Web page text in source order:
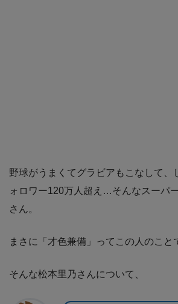
野球がうまくてグラビアもこなして、
ォロワー120万人超え…そんなスーパ
さん。
まさに「才色兼備」ってこの人のこと
そんな松本里乃さんについて、